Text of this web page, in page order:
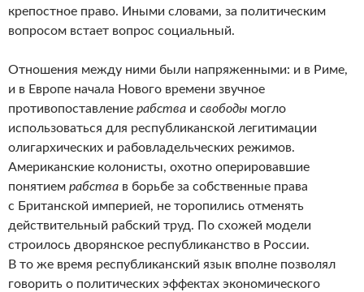
крепостное право. Иными словами, за политическим
вопросом встает вопрос социальный.
Отношения между ними были напряженными: и в Риме,
и в Европе начала Нового времени звучное
противопоставление рабства и свободы могло
использоваться для республиканской легитимации
олигархических и рабовладельческих режимов.
Американские колонисты, охотно оперировавшие
понятием рабства в борьбе за собственные права
с Британской империей, не торопились отменять
действительный рабский труд. По схожей модели
строилось дворянское республиканство в России.
В то же время республиканский язык вполне позволял
говорить о политических эффектах экономического